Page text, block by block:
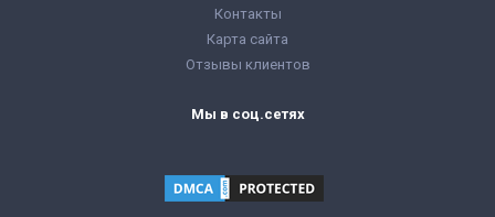
Контакты
Карта сайта
Отзывы клиентов
Мы в соц.сетях